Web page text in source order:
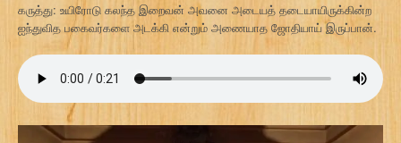
கருத்து: உயிரோடு கலந்த இறைவன் அவனை அடையத் தடையாயிருக்கின்ற
ஐந்துவித பகைவர்களை அடக்கி என்றும் அணையாத ஜோதியாய் இருப்பான்.